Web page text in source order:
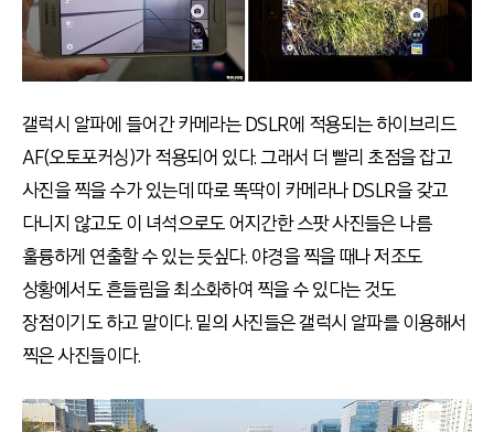
갤럭시 알파에 들어간 카메라는 DSLR에 적용되는 하이브리드
AF(오토포커싱)가 적용되어 있다. 그래서 더 빨리 초점을 잡고
사진을 찍을 수가 있는데 따로 똑딱이 카메라나 DSLR을 갖고
다니지 않고도 이 녀석으로도 어지간한 스팟 사진들은 나름
훌륭하게 연출할 수 있는 듯싶다. 야경을 찍을 때나 저조도
상황에서도 흔들림을 최소화하여 찍을 수 있다는 것도
장점이기도 하고 말이다. 밑의 사진들은 갤럭시 알파를 이용해서
찍은 사진들이다.